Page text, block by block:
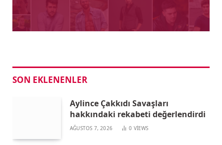
SON EKLENENLER
Aylince Çakkıdı Savaşları
hakkındaki rekabeti değerlendirdi
AĞUSTOS 7, 2026 0 VIEWS